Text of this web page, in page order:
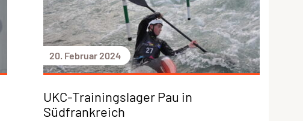
20. Februar 2024
UKC-Trainingslager Pau in
Südfrankreich